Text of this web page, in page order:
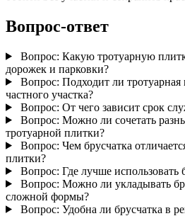
Вопрос-ответ
Вопрос: Какую тротуарную
дорожек и парковки?
Вопрос: Подходит ли тротуарная
частного участка?
Вопрос: От чего зависит срок
Вопрос: Можно ли сочетать
тротуарной плитки?
Вопрос: Чем брусчатка
плитки?
Вопрос: Где лучше использовать
Вопрос: Можно ли укладывать
сложной формы?
Вопрос: Удобна ли брусчатка в